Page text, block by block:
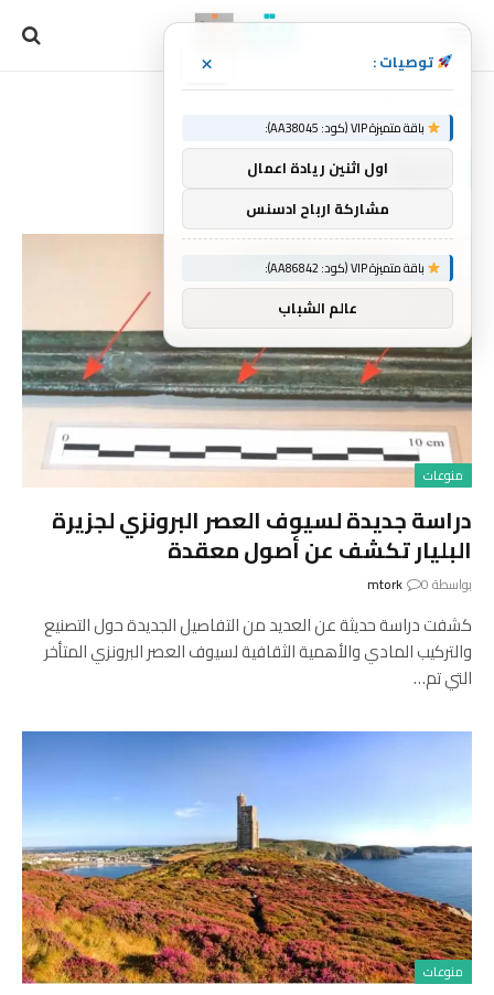
منوعات
دراسة جديدة لسيوف العصر البرونزي لجزيرة
البليار تكشف عن أصول معقدة
بواسطة mtork 0
كشفت دراسة حديثة عن العديد من التفاصيل الجديدة حول التصنيع
والتركيب المادي والأهمية الثقافية لسيوف العصر البرونزي المتأخر
التي تم…
منوعات
توصيات : ×
باقة متميزة VIP (كود: AA38045):
اول اثنين ريادة اعمال
مشاركة ارباح ادسنس
باقة متميزة VIP (كود: AA86842):
عالم الشباب